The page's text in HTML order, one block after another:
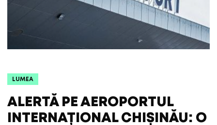
LUMEA
ALERTĂ PE AEROPORTUL
INTERNAȚIONAL CHIȘINĂU: O